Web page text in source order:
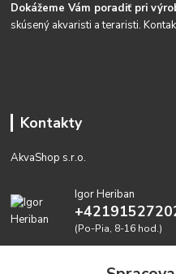
Dokážeme Vám poradiť pri
skúsený akvaristi a teraristi.
Kontakty
AkvaShop s.r.o.
Igor Heriban
(Po-Pia, 8-16 hod.)